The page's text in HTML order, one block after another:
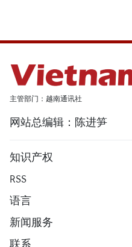
主管部门：越南通讯社
网站总编辑：陈进笋
知识产权
RSS
语言
新闻服务
联系